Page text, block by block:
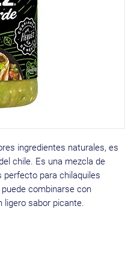
ingredientes naturales, es
chile. Es una mezcla de
perfecto para chilaquiles
combinarse con
ligero sabor picante.